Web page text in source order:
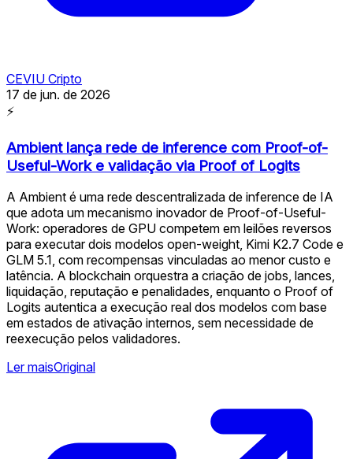
CEVIU Cripto
17 de jun. de 2026
⚡
Ambient lança rede de inference com Proof-of-
Useful-Work e validação via Proof of Logits
A Ambient é uma rede descentralizada de inference de IA
que adota um mecanismo inovador de Proof-of-Useful-
Work: operadores de GPU competem em leilões reversos
para executar dois modelos open-weight, Kimi K2.7 Code e
GLM 5.1, com recompensas vinculadas ao menor custo e
latência. A blockchain orquestra a criação de jobs, lances,
liquidação, reputação e penalidades, enquanto o Proof of
Logits autentica a execução real dos modelos com base
em estados de ativação internos, sem necessidade de
reexecução pelos validadores.
Ler maisOriginal